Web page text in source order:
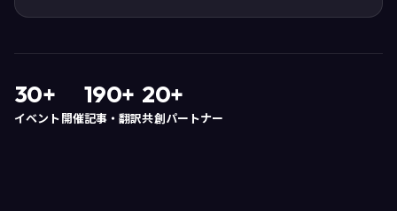
30+
イベント開催
190+
記事・翻訳
20+
共創パートナー